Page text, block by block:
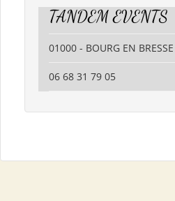
TANDEM EVENTS
01000 - BOURG EN BRESSE
06 68 31 79 05